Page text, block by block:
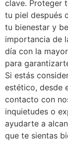
clave. Proteger
tu piel después
tu bienestar y
importancia de
día con la
para
Si estás
estético, desde
contacto con
inquietudes o
ayudarte a
que te sientas